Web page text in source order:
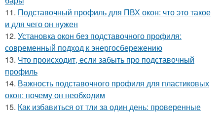
11. Подставочный профиль для ПВХ окон: что это такое
и для чего он нужен
12. Установка окон без подставочного профиля:
современный подход к энергосбережению
13. Что происходит, если забыть про подставочный
профиль
14. Важность подставочного профиля для пластиковых
окон: почему он необходим
15. Как избавиться от тли за один день: проверенные